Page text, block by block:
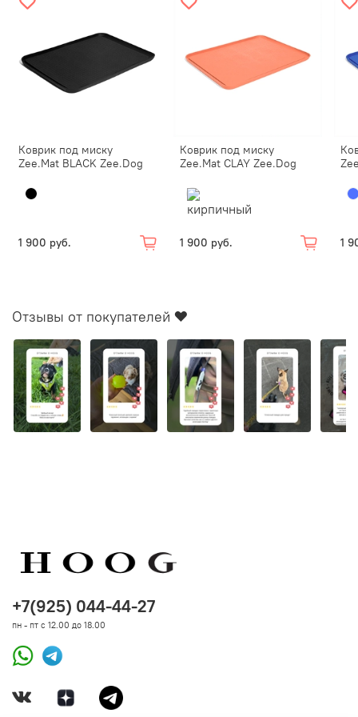
Коврик под миску
Zee.Mat BLACK Zee.Dog
1 900 руб.
Коврик под миску
Zee.Mat CLAY Zee.Dog
1 900 руб. 1
Отзывы от покупателей ❤️
+7(925) 044-44-27
пн - пт с 12.00 до 18.00